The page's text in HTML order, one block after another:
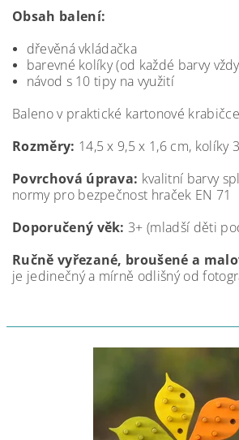
Obsah balení:
dřevěná vkládačka
barevné kolíky (od každé barvy
návod s 10 tipy na využití
Baleno v praktické kartonové
Rozměry: 14,5 x 9,5 x 1,6 cm, kolíky
Povrchová úprava: kvalitní barvy
normy pro bezpečnost hraček EN 71
Doporučený věk: 3+ (mladší děti
Ručně vyřezané, broušené a
je jedinečný a mírně odlišný od